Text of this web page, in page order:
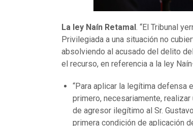
La ley Naín Retamal . “El Tribunal
Privilegiada a una situación no
absolviendo al acusado del delito
el recurso, en referencia a la ley
“Para aplicar la legítima defensa
primero, necesariamente,
de agresor ilegítimo al Sr.
primera condición de aplicación